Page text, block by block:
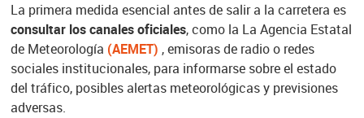
La primera medida esencial antes de salir a la carretera es
consultar los canales oficiales, como la La Agencia Estatal
de Meteorología (AEMET) , emisoras de radio o redes
sociales institucionales, para informarse sobre el estado
del tráfico, posibles alertas meteorológicas y previsiones
adversas.